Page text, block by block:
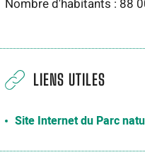
Nombre d'habitants : 88
LIENS UTILES
Site Internet du Parc